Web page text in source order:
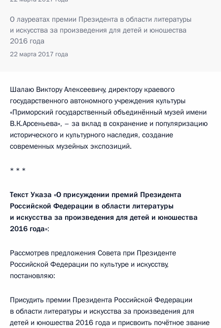
О лауреатах премии Президента в области литературы
и искусства за произведения для детей и юношества
2016 года
22 марта 2017 года
Шалаю Виктору Алексеевичу, директору краевого
государственного автономного учреждения культуры
«Приморский государственный объединённый музей имени
В.К.Арсеньева», – за вклад в сохранение и популяризацию
исторического и культурного наследия, создание
современных музейных экспозиций.
* * *
Текст Указа «О присуждении премий Президента
Российской Федерации в области литературы
и искусства за произведения для детей и юношества
2016 года»:
Рассмотрев предложения Совета при Президенте
Российской Федерации по культуре и искусству,
постановляю:
Присудить премии Президента Российской Федерации
в области литературы и искусства за произведения для
детей и юношества 2016 года и присвоить почётное звание